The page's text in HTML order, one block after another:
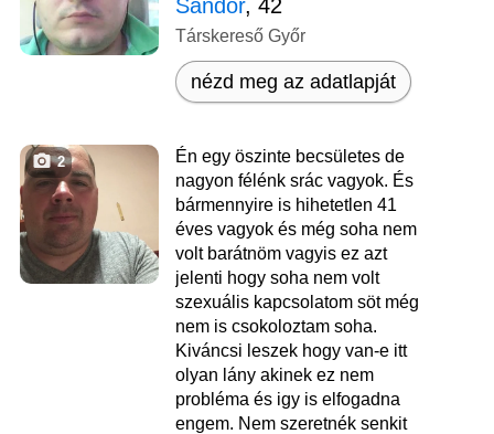
Sándor, 42
Társkereső Győr
nézd meg az adatlapját
2
Én egy öszinte becsületes de
nagyon félénk srác vagyok. És
bármennyire is hihetetlen 41
éves vagyok és még soha nem
volt barátnöm vagyis ez azt
jelenti hogy soha nem volt
szexuális kapcsolatom söt még
nem is csokoloztam soha.
Kiváncsi leszek hogy van-e itt
olyan lány akinek ez nem
probléma és igy is elfogadna
engem. Nem szeretnék senkit